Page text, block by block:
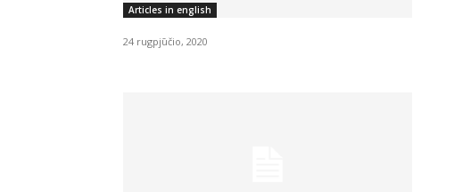
Articles in english
24 rugpjūčio, 2020